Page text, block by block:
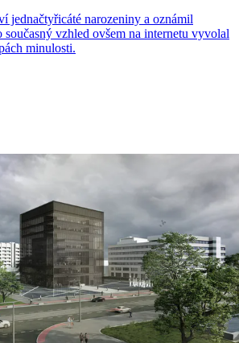
jednačtyřicáté narozeniny a oznámil
současný vzhled ovšem na internetu vyvolal
minulosti.